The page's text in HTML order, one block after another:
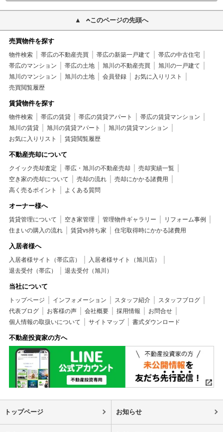
このページの先頭へ
売買物件を探す
物件検索 帯広の不動産売買 帯広の新築一戸建て
帯広の中古住宅
帯広のマンション
帯広の土地 旭川の不動産売買
旭川の一戸建て
旭川のマンション
旭川の土地 会員登録
お気に入りリスト
売買閲覧履歴
賃貸物件を探す
物件検索 帯広の賃貸 帯広の賃貸アパート
帯広の賃貸マンション
旭川の賃貸
旭川の賃貸アパート
旭川の賃貸マンション
お気に入りリスト
賃貸閲覧履歴
不動産売却について
クイック売却査定 帯広・旭川の不動産売却
売却実績一覧
空き家の売却について
売却の流れ
売却にかかる諸費用
高く売るポイント
よくある質問
オーナー様へ
賃貸管理について 空き家管理 管理物件ギャラリー
リフォーム事例
住まいの購入の流れ
賃貸vs持ち家 住宅取得時にかかる諸費用
入居者様へ
入居者様サイト（帯広店）
入居者様サイト（旭川店）
退去受付（帯広）
退去受付（旭川）
当社について
トップページ インフォメーション スタッフ紹介
スタッフブログ
代表ブログ
お客様の声 会社概要 採用情報
お問合せ
個人情報の取扱いについて
サイトマップ 書式ダウンロード
不動産投資家の方へ
トップページ お知らせ